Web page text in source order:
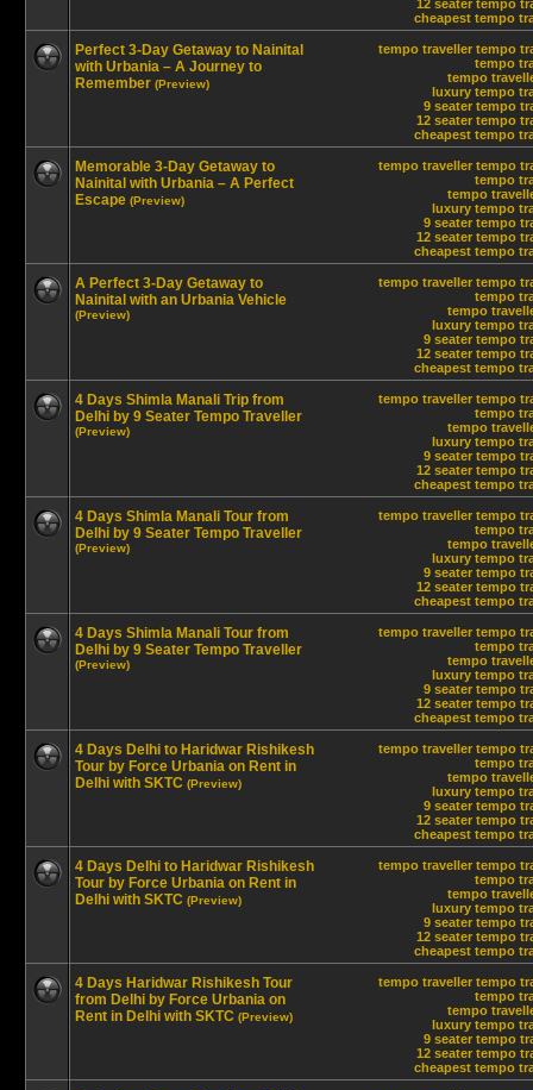
12 seater tempo
cheapest tempo
tempo traveller tempo
tempo
tempo
luxury tempo
9 seater tempo
12 seater tempo
cheapest tempo
Perfect 3-Day Getaway to Nainital
with Urbania – A Journey to
Remember (Preview)
tempo traveller tempo
tempo
tempo
luxury tempo
9 seater tempo
12 seater tempo
cheapest tempo
Memorable 3-Day Getaway to
Nainital with Urbania – A Perfect
Escape (Preview)
tempo traveller tempo
tempo
tempo
luxury tempo
9 seater tempo
12 seater tempo
cheapest tempo
A Perfect 3-Day Getaway to
Nainital with an Urbania Vehicle
(Preview)
tempo traveller tempo
tempo
tempo
luxury tempo
9 seater tempo
12 seater tempo
cheapest tempo
4 Days Shimla Manali Trip from
Delhi by 9 Seater Tempo Traveller
(Preview)
tempo traveller tempo
tempo
tempo
luxury tempo
9 seater tempo
12 seater tempo
cheapest tempo
4 Days Shimla Manali Tour from
Delhi by 9 Seater Tempo Traveller
(Preview)
tempo traveller tempo
tempo
tempo
luxury tempo
9 seater tempo
12 seater tempo
cheapest tempo
4 Days Shimla Manali Tour from
Delhi by 9 Seater Tempo Traveller
(Preview)
tempo traveller tempo
tempo
tempo
luxury tempo
9 seater tempo
12 seater tempo
cheapest tempo
4 Days Delhi to Haridwar Rishikesh
Tour by Force Urbania on Rent in
Delhi with SKTC (Preview)
tempo traveller tempo
tempo
tempo
luxury tempo
9 seater tempo
12 seater tempo
cheapest tempo
4 Days Delhi to Haridwar Rishikesh
Tour by Force Urbania on Rent in
Delhi with SKTC (Preview)
tempo traveller tempo
tempo
tempo
luxury tempo
9 seater tempo
12 seater tempo
cheapest tempo
4 Days Haridwar Rishikesh Tour
from Delhi by Force Urbania on
Rent in Delhi with SKTC (Preview)